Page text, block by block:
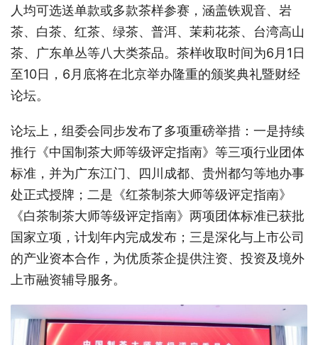
人均可选送单款或多款茶样参赛，涵盖铁观音、岩
茶、白茶、红茶、绿茶、普洱、茉莉花茶、台湾高山
茶、广东单丛等八大类茶品。茶样收取时间为6月1日
至10日，6月底将在北京举办隆重的颁奖典礼暨财经
论坛。
论坛上，组委会同步发布了多项重磅举措：一是持续
推行《中国制茶大师等级评定指南》等三项行业团体
标准，并为广东江门、四川成都、贵州都匀等地办事
处正式授牌；二是《红茶制茶大师等级评定指南》
《白茶制茶大师等级评定指南》两项团体标准已获批
国家立项，计划年内完成发布；三是深化与上市公司
的产业资本合作，为优质茶企提供注资、投资及境外
上市融资辅导服务。